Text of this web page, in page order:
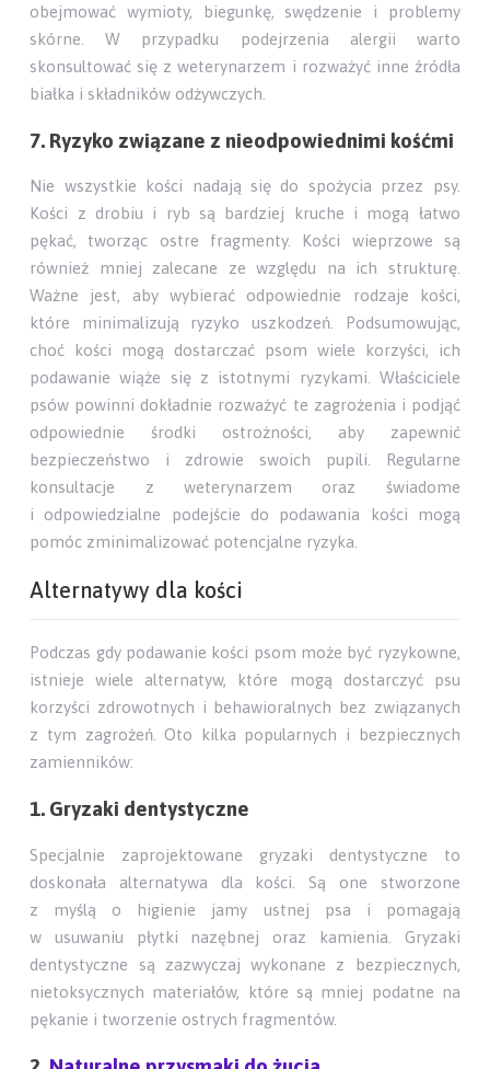
obejmować wymioty, biegunkę, swędzenie i problemy
skórne. W przypadku podejrzenia alergii warto
skonsultować się z weterynarzem i rozważyć inne źródła
białka i składników odżywczych.
7. Ryzyko związane z nieodpowiednimi kośćmi
Nie wszystkie kości nadają się do spożycia przez psy.
Kości z drobiu i ryb są bardziej kruche i mogą łatwo
pękać, tworząc ostre fragmenty. Kości wieprzowe są
również mniej zalecane ze względu na ich strukturę.
Ważne jest, aby wybierać odpowiednie rodzaje kości,
które minimalizują ryzyko uszkodzeń. Podsumowując,
choć kości mogą dostarczać psom wiele korzyści, ich
podawanie wiąże się z istotnymi ryzykami. Właściciele
psów powinni dokładnie rozważyć te zagrożenia i podjąć
odpowiednie środki ostrożności, aby zapewnić
bezpieczeństwo i zdrowie swoich pupili. Regularne
konsultacje z weterynarzem oraz świadome
i odpowiedzialne podejście do podawania kości mogą
pomóc zminimalizować potencjalne ryzyka.
Alternatywy dla kości
Podczas gdy podawanie kości psom może być ryzykowne,
istnieje wiele alternatyw, które mogą dostarczyć psu
korzyści zdrowotnych i behawioralnych bez związanych
z tym zagrożeń. Oto kilka popularnych i bezpiecznych
zamienników:
1. Gryzaki dentystyczne
Specjalnie zaprojektowane gryzaki dentystyczne to
doskonała alternatywa dla kości. Są one stworzone
z myślą o higienie jamy ustnej psa i pomagają
w usuwaniu płytki nazębnej oraz kamienia. Gryzaki
dentystyczne są zazwyczaj wykonane z bezpiecznych,
nietoksycznych materiałów, które są mniej podatne na
pękanie i tworzenie ostrych fragmentów.